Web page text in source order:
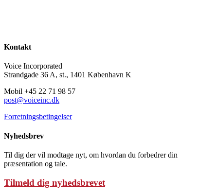
Kontakt
Voice Incorporated
Strandgade 36 A, st., 1401 København K
Mobil +45 22 71 98 57
post@voiceinc.dk
Forretningsbetingelser
Nyhedsbrev
Til dig der vil modtage nyt, om hvordan du forbedrer din
præsentation og tale.
Tilmeld dig nyhedsbrevet